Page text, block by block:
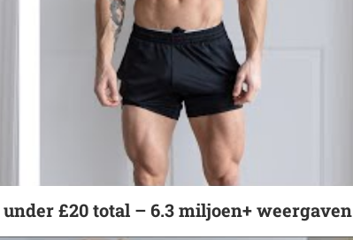
under £20 total – 6.3 miljoen+ weergaven